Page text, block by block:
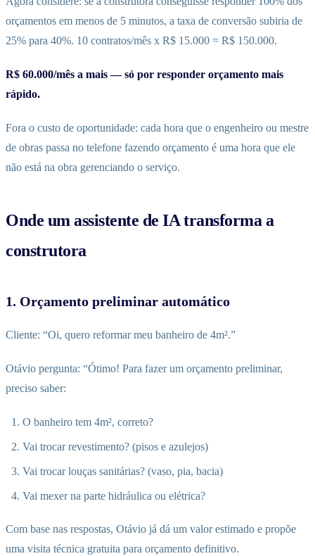
orçamentos em menos de 5 minutos, a taxa de conversão subiria de
25% para 40%. 10 contratos/mês x R$ 15.000 = R$ 150.000.
R$ 60.000/mês a mais — só por responder orçamento mais
rápido.
Fora o custo de oportunidade: cada hora que o engenheiro ou mestre
de obras passa no telefone fazendo orçamento é uma hora que ele
não está na obra gerenciando o serviço.
Onde um assistente de IA transforma a
construtora
1. Orçamento preliminar automático
Cliente: “Oi, quero reformar meu banheiro de 4m².”
Otávio pergunta: “Ótimo! Para fazer um orçamento preliminar,
preciso saber:
O banheiro tem 4m², correto?
Vai trocar revestimento? (pisos e azulejos)
Vai trocar louças sanitárias? (vaso, pia, bacia)
Vai mexer na parte hidráulica ou elétrica?
Com base nas respostas, Otávio já dá um valor estimado e propõe
uma visita técnica gratuita para orçamento definitivo.